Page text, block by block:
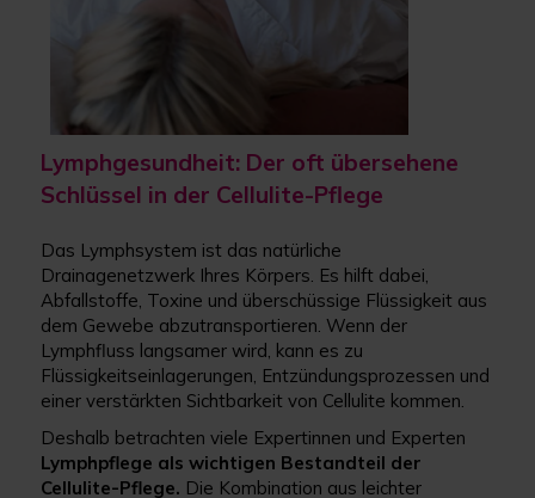
Lymphgesundheit: Der oft übersehene
Schlüssel in der Cellulite-Pflege
Das Lymphsystem ist das natürliche
Drainagenetzwerk Ihres Körpers. Es hilft dabei,
Abfallstoffe, Toxine und überschüssige Flüssigkeit aus
dem Gewebe abzutransportieren. Wenn der
Lymphfluss langsamer wird, kann es zu
Flüssigkeitseinlagerungen, Entzündungsprozessen und
einer verstärkten Sichtbarkeit von Cellulite kommen.
Deshalb betrachten viele Expertinnen und Experten
Lymphpflege als wichtigen Bestandteil der
Cellulite-Pflege. Die Kombination aus leichter